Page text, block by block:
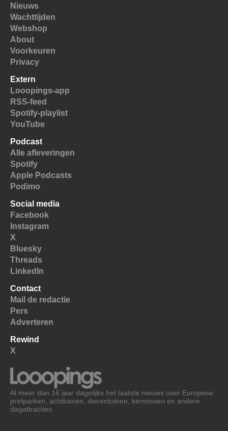
Nieuws
Wachttijden
Webshop
About
Voorkeuren
Privacy
Extern
Looopings-app
RSS-feed
Spotify-playlist
YouTube
Podcast
Alle afleveringen
Spotify
Apple Podcasts
Podimo
Social media
Facebook
Instagram
X
Bluesky
Threads
LinkedIn
Contact
Mail de redactie
Pers
Adverteren
Rewind
X
Al meer dan 16 jaar dagelijks het laatste nieuws over Europese
pretparken, achtbanen, dierentuinen, kermissen en andere
dagattracties.